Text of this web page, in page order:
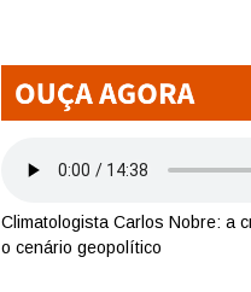
Climatologista Carlos Nobre: a
o cenário geopolítico